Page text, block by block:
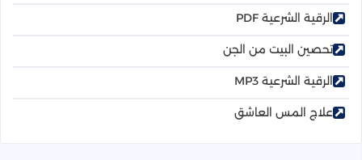
الرقية الشرعية PDF
تحصين البيت من الجن
الرقية الشرعية MP3
علاج المس العاشق